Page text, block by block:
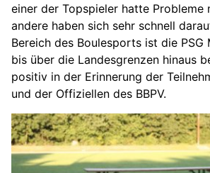
einer der Topspieler hatte Probleme
andere haben sich sehr schnell
Bereich des Boulesports ist die PSG
bis über die Landesgrenzen hinaus
positiv in der Erinnerung der
und der Offiziellen des BBPV.